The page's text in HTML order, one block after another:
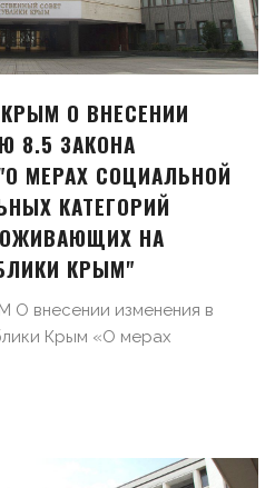
О ВНЕСЕНИИ
8.5 ЗАКОНА
МЕРАХ СОЦИАЛЬНОЙ
КАТЕГОРИЙ
НА
КРЫМ"
внесении изменения в
Крым «О мерах